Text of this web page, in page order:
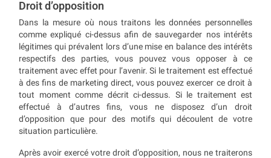
Droit d’opposition
Dans la mesure où nous traitons les données personnelles
comme expliqué ci-dessus afin de sauvegarder nos intérêts
légitimes qui prévalent lors d’une mise en balance des intérêts
respectifs des parties, vous pouvez vous opposer à ce
traitement avec effet pour l’avenir. Si le traitement est effectué
à des fins de marketing direct, vous pouvez exercer ce droit à
tout moment comme décrit ci-dessus. Si le traitement est
effectué à d’autres fins, vous ne disposez d’un droit
d’opposition que pour des motifs qui découlent de votre
situation particulière.
Après avoir exercé votre droit d’opposition, nous ne traiterons